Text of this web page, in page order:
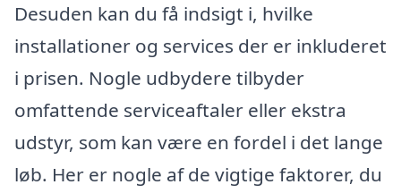
Desuden kan du få indsigt i, hvilke
installationer og services der er inkluderet
i prisen. Nogle udbydere tilbyder
omfattende serviceaftaler eller ekstra
udstyr, som kan være en fordel i det lange
løb. Her er nogle af de vigtige faktorer, du